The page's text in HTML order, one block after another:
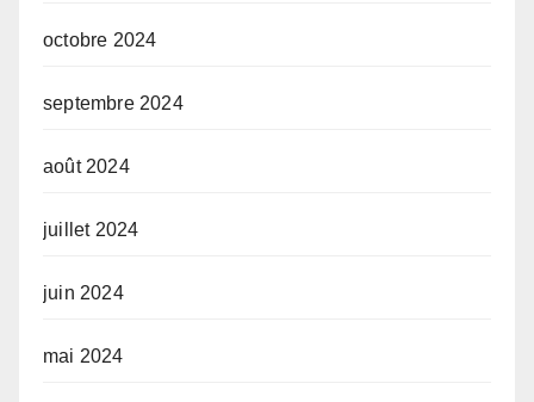
octobre 2024
septembre 2024
août 2024
juillet 2024
juin 2024
mai 2024